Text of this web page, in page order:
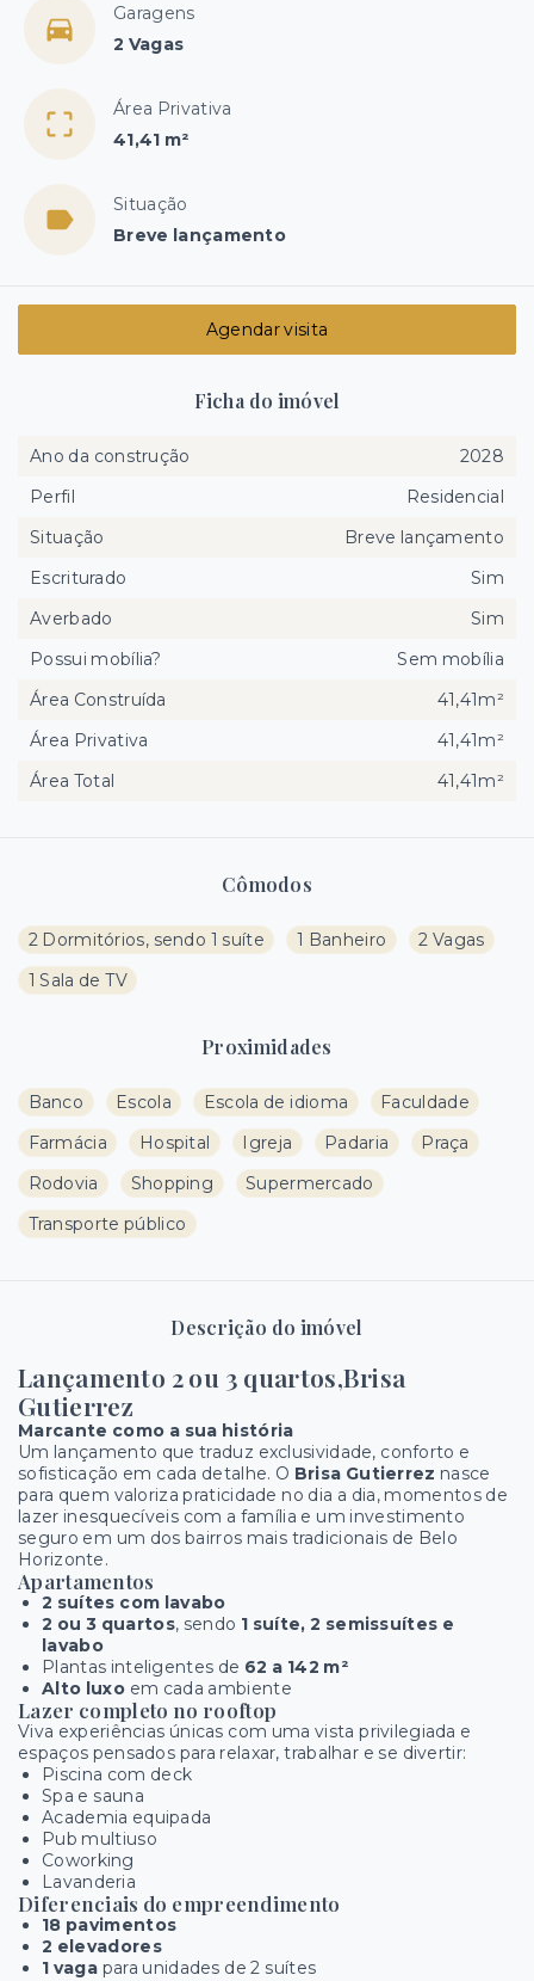
Garagens
2 Vagas
Área Privativa
41,41 m²
Situação
Breve lançamento
Cômodos
2 Dormitórios, sendo 1 suíte 1 Banheiro
2 Vagas
1 Sala de TV
Proximidades
Banco Escola Escola de idioma
Faculdade
Farmácia
Hospital Igreja Padaria
Praça
Rodovia
Shopping
Supermercado
Transporte público
Descrição do imóvel
Lançamento 2 ou 3 quartos,Brisa
Gutierrez
Marcante como a sua história
Um lançamento que traduz exclusividade, conforto e
sofisticação em cada detalhe. O Brisa Gutierrez nasce
para quem valoriza praticidade no dia a dia, momentos de
lazer inesquecíveis com a família e um investimento
seguro em um dos bairros mais tradicionais de Belo
Horizonte.
Apartamentos
2 suítes com lavabo
2 ou 3 quartos, sendo 1 suíte, 2 semissuítes e
lavabo
Plantas inteligentes de 62 a 142 m²
Alto luxoem cada ambiente
Lazer completo no rooftop
Viva experiências únicas com uma vista privilegiada e
espaços pensados para relaxar, trabalhar e se divertir:
Piscina com deck
Spa e sauna
Academia equipada
Pub multiuso
Coworking
Lavanderia
Diferenciais do empreendimento
18 pavimentos
2 elevadores
1 vaga para unidades de 2 suítes
Agendar visita
Ficha do imóvel
Ano da construção
2028
Perfil
Residencial
Situação
Breve lançamento
Escriturado
Sim
Averbado
Sim
Possui mobília?
Sem mobília
Área Construída
41,41m²
Área Privativa
41,41m²
Área Total
41,41m²